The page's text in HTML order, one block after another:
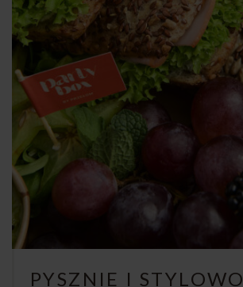
PYSZNIE I STYLOWO